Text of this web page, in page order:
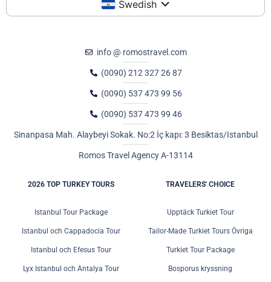
Swedish
info @ romostravel.com
(0090) 212 327 26 87
(0090) 537 473 99 56
(0090) 537 473 99 46
Sinanpasa Mah. Alaybeyi Sokak. No:2 İç kapı: 3 Besiktas/Istanbul
Romos Travel Agency A-13114
2026 TOP TURKEY TOURS
Istanbul Tour Package
Istanbul och Cappadocia Tour
Istanbul och Efesus Tour
Lyx Istanbul och Antalya Tour
TRAVELERS' CHOICE
Upptäck Turkiet Tour
Tailor-Made Turkiet Tours Övriga
Turkiet Tour Package
Bosporus kryssning